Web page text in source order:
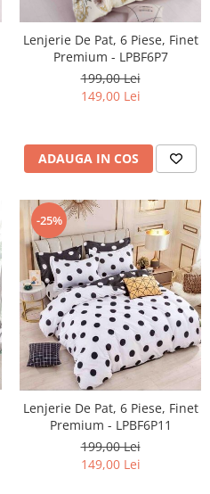
Lenjerie De Pat, 6 Piese, Finet
Premium - LPBF6P7
199,00 Lei
149,00 Lei
ADAUGA IN COS
-25%
Lenjerie De Pat, 6 Piese, Finet
Premium - LPBF6P11
199,00 Lei
149,00 Lei